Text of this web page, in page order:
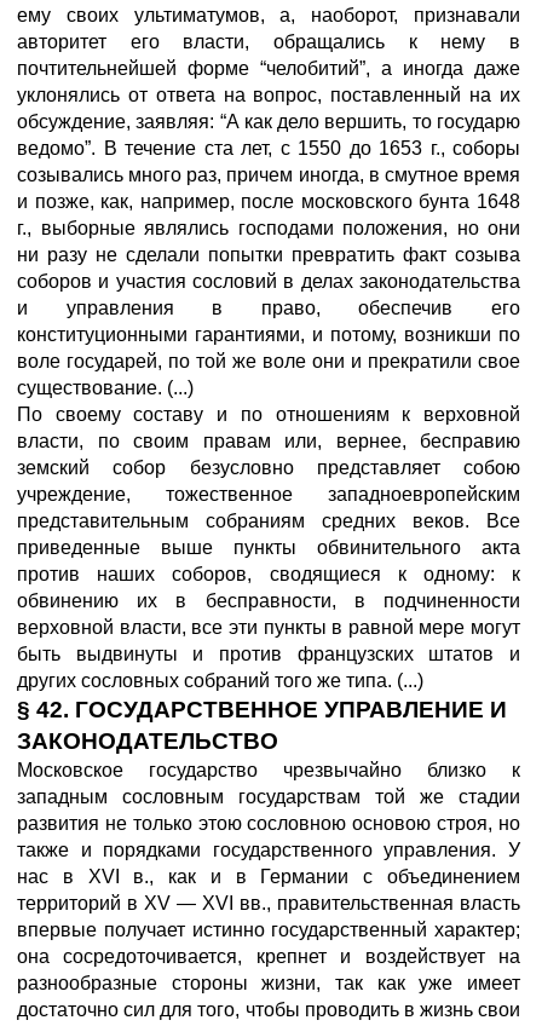
ему своих ультиматумов, а, наоборот, признавали
авторитет его власти, обращались к нему в
почтительнейшей форме “челобитий”, а иногда даже
уклонялись от ответа на вопрос, поставленный на их
обсуждение, заявляя: “А как дело вершить, то государю
ведомо”. В течение ста лет, с 1550 до 1653 г., соборы
созывались много раз, причем иногда, в смутное время
и позже, как, например, после московского бунта 1648
г., выборные являлись господами положения, но они
ни разу не сделали попытки превратить факт созыва
соборов и участия сословий в делах законодательства
и управления в право, обеспечив его
конституционными гарантиями, и потому, возникши по
воле государей, по той же воле они и прекратили свое
существование. (...)
По своему составу и по отношениям к верховной
власти, по своим правам или, вернее, бесправию
земский собор безусловно представляет собою
учреждение, тожественное западноевропейским
представительным собраниям средних веков. Все
приведенные выше пункты обвинительного акта
против наших соборов, сводящиеся к одному: к
обвинению их в бесправности, в подчиненности
верховной власти, все эти пункты в равной мере могут
быть выдвинуты и против французских штатов и
других сословных собраний того же типа. (...)
§ 42. ГОСУДАРСТВЕННОЕ УПРАВЛЕНИЕ И
ЗАКОНОДАТЕЛЬСТВО
Московское государство чрезвычайно близко к
западным сословным государствам той же стадии
развития не только этою сословною основою строя, но
также и порядками государственного управления. У
нас в XVI в., как и в Германии с объединением
территорий в XV — XVI вв., правительственная власть
впервые получает истинно государственный характер;
она сосредоточивается, крепнет и воздействует на
разнообразные стороны жизни, так как уже имеет
достаточно сил для того, чтобы проводить в жизнь свои